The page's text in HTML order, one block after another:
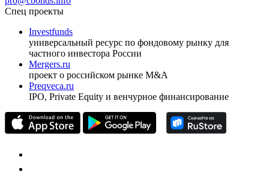
оформить подписку
pro@cbonds.info
Спец проекты
Investfunds
универсальный ресурс по фондовому рынку для
частного инвестора России
проект о российском рынке M&A
Preqveca.ru